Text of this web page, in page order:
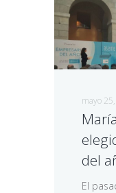
mayo
del
El